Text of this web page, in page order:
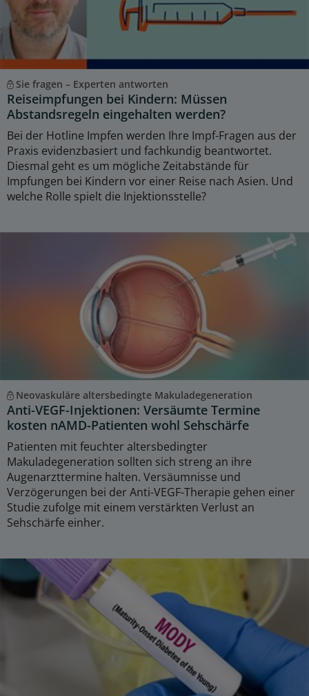
Sie fragen – Experten antworten
Reiseimpfungen bei Kindern: Müssen
Abstandsregeln eingehalten werden?
Bei der Hotline Impfen werden Ihre Impf-Fragen aus der
Praxis evidenzbasiert und fachkundig beantwortet.
Diesmal geht es um mögliche Zeitabstände für
Impfungen bei Kindern vor einer Reise nach Asien. Und
welche Rolle spielt die Injektionsstelle?
Neovaskuläre altersbedingte Makuladegeneration
Anti-VEGF-Injektionen: Versäumte Termine
kosten nAMD-Patienten wohl Sehschärfe
Patienten mit feuchter altersbedingter
Makuladegeneration sollten sich streng an ihre
Augenarzttermine halten. Versäumnisse und
Verzögerungen bei der Anti-VEGF-Therapie gehen einer
Studie zufolge mit einem verstärkten Verlust an
Sehschärfe einher.